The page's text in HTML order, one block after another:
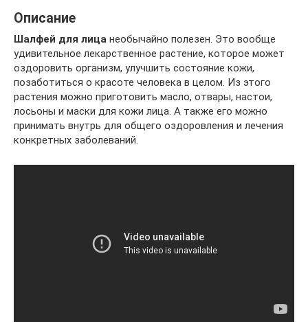
Описание
Шалфей для лица необычайно полезен. Это вообще
удивительное лекарственное растение, которое может
оздоровить организм, улучшить состояние кожи,
позаботиться о красоте человека в целом. Из этого
растения можно приготовить масло, отвары, настои,
лосьоны и маски для кожи лица. А также его можно
принимать внутрь для общего оздоровления и лечения
конкретных заболеваний.